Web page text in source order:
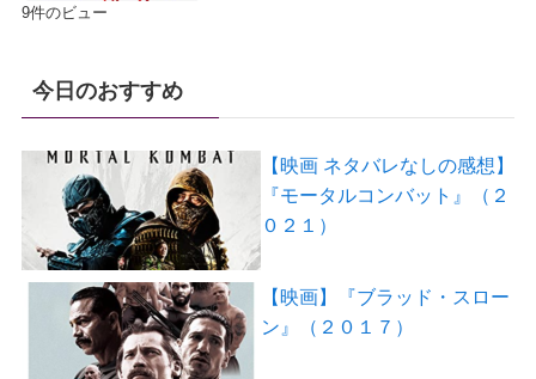
9件のビュー
今日のおすすめ
【映画 ネタバレなしの感想】
『モータルコンバット』（２
０２１）
【映画】『ブラッド・スロー
ン』（２０１７）